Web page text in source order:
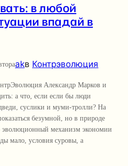
в любой
впадай в
akв Контрэволюция
Александр Марков и
а что, если если бы люди
суслики и муми-тролли? На
безумной, но в природе
механизм экономии
мало, условия суровы, а